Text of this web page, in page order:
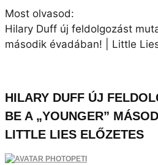
Most olvasod:
Hilary Duff új feldolgozást
második évadában! | Little
HILARY DUFF ÚJ
BE A „YOUNGER”
LITTLE LIES ELŐZETES
PETI